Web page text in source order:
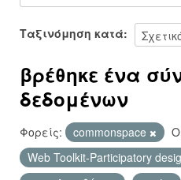
Σχετικά
Ταξινόμηση κατά
βρέθηκε ένα
δεδομένων
Φορείς: commonspace
Web Toolkit-Participatory